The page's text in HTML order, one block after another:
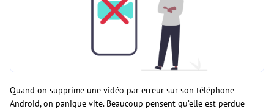
Quand on supprime une vidéo par erreur sur son téléphone
Android, on panique vite. Beaucoup pensent qu’elle est perdue